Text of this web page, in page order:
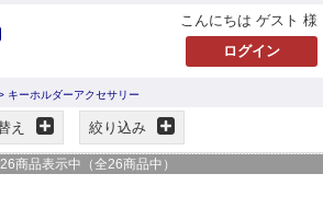
こんにちは ゲスト 様
キーホルダーアクセサリー
え 絞り込み
26商品表示中（全26商品中）